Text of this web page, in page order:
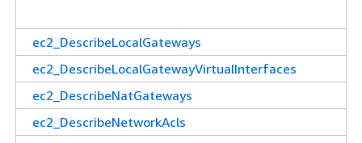
ec2_DescribeLocalGateways
ec2_DescribeLocalGatewayVirtualInterfaces
ec2_DescribeNatGateways
ec2_DescribeNetworkAcls